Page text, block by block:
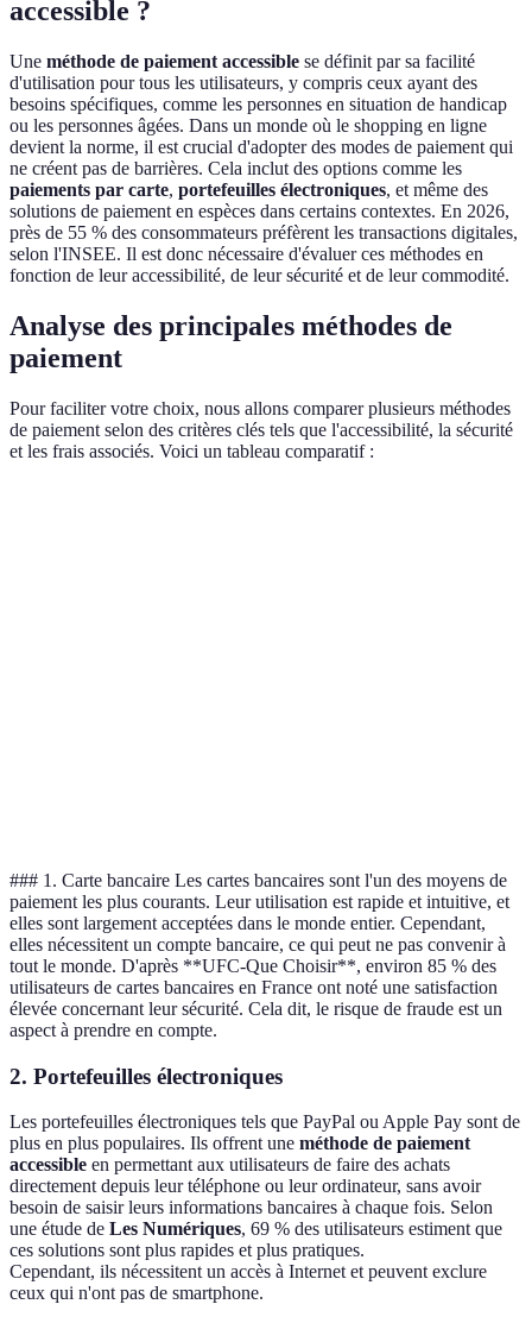
accessible ?
Une méthode de paiement accessible se définit par sa facilité
d'utilisation pour tous les utilisateurs, y compris ceux ayant des
besoins spécifiques, comme les personnes en situation de handicap
ou les personnes âgées. Dans un monde où le shopping en ligne
devient la norme, il est crucial d'adopter des modes de paiement qui
ne créent pas de barrières. Cela inclut des options comme les
paiements par carte, portefeuilles électroniques, et même des
solutions de paiement en espèces dans certains contextes. En 2026,
près de 55 % des consommateurs préfèrent les transactions digitales,
selon l'INSEE. Il est donc nécessaire d'évaluer ces méthodes en
fonction de leur accessibilité, de leur sécurité et de leur commodité.
Analyse des principales méthodes de
paiement
Pour faciliter votre choix, nous allons comparer plusieurs méthodes
de paiement selon des critères clés tels que l'accessibilité, la sécurité
et les frais associés. Voici un tableau comparatif :
### 1. Carte bancaire Les cartes bancaires sont l'un des moyens de
paiement les plus courants. Leur utilisation est rapide et intuitive, et
elles sont largement acceptées dans le monde entier. Cependant,
elles nécessitent un compte bancaire, ce qui peut ne pas convenir à
tout le monde. D'après **UFC-Que Choisir**, environ 85 % des
utilisateurs de cartes bancaires en France ont noté une satisfaction
élevée concernant leur sécurité. Cela dit, le risque de fraude est un
aspect à prendre en compte.
2. Portefeuilles électroniques
Les portefeuilles électroniques tels que PayPal ou Apple Pay sont de
plus en plus populaires. Ils offrent une méthode de paiement
accessible en permettant aux utilisateurs de faire des achats
directement depuis leur téléphone ou leur ordinateur, sans avoir
besoin de saisir leurs informations bancaires à chaque fois. Selon
une étude de Les Numériques, 69 % des utilisateurs estiment que
ces solutions sont plus rapides et plus pratiques.
Cependant, ils nécessitent un accès à Internet et peuvent exclure
ceux qui n'ont pas de smartphone.